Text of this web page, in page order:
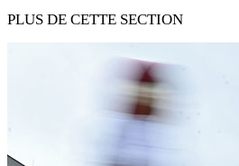
PLUS DE CETTE SECTION